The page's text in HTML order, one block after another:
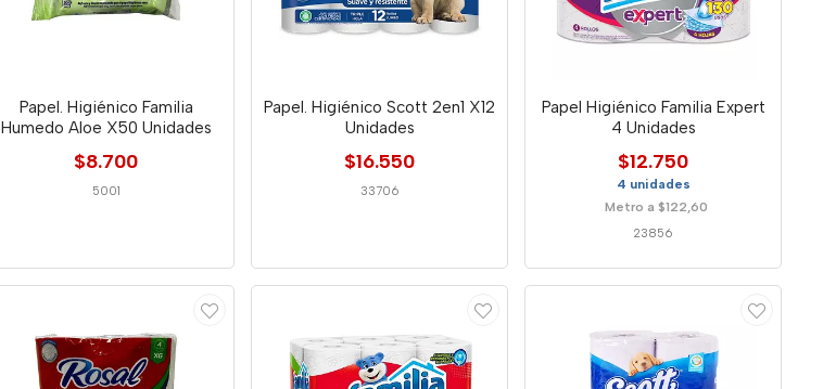
Papel. Higiénico Familia
Humedo Aloe X50 Unidades
$8.700
5001
Papel. Higiénico Scott 2en1 X12
Unidades
$16.550
33706
Papel Higiénico Familia Expert
4 Unidades
$12.750
4 unidades
Metro a $122,60
23856